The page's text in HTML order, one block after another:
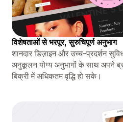
विशेषताओं से भरपूर, सुरुचिपूर्ण अनुभाग
शानदार डिज़ाइन और उच्च-प्रदर्शन
अनुकूलन योग्य अनुभागों के साथ अपने
बिक्री में अधिकतम वृद्धि हो सके।